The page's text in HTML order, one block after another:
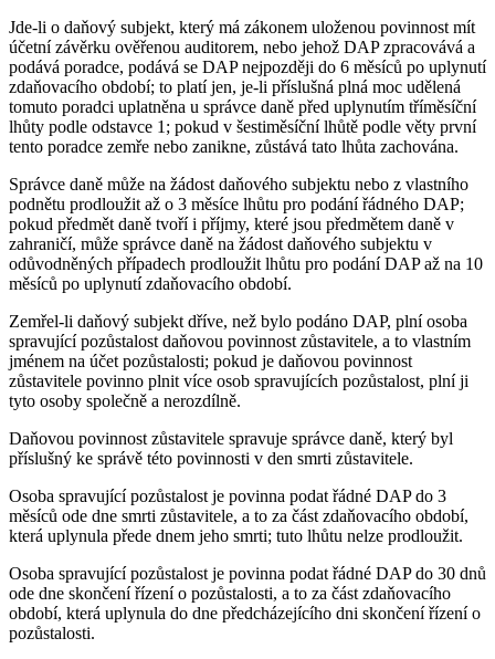
Jde-li o daňový subjekt, který má zákonem uloženou povinnost mít
účetní závěrku ověřenou auditorem, nebo jehož DAP zpracovává a
podává poradce, podává se DAP nejpozději do 6 měsíců po uplynutí
zdaňovacího období; to platí jen, je-li příslušná plná moc udělená
tomuto poradci uplatněna u správce daně před uplynutím tříměsíční
lhůty podle odstavce 1; pokud v šestiměsíční lhůtě podle věty první
tento poradce zemře nebo zanikne, zůstává tato lhůta zachována.
Správce daně může na žádost daňového subjektu nebo z vlastního
podnětu prodloužit až o 3 měsíce lhůtu pro podání řádného DAP;
pokud předmět daně tvoří i příjmy, které jsou předmětem daně v
zahraničí, může správce daně na žádost daňového subjektu v
odůvodněných případech prodloužit lhůtu pro podání DAP až na 10
měsíců po uplynutí zdaňovacího období.
Zemřel-li daňový subjekt dříve, než bylo podáno DAP, plní osoba
spravující pozůstalost daňovou povinnost zůstavitele, a to vlastním
jménem na účet pozůstalosti; pokud je daňovou povinnost
zůstavitele povinno plnit více osob spravujících pozůstalost, plní ji
tyto osoby společně a nerozdílně.
Daňovou povinnost zůstavitele spravuje správce daně, který byl
příslušný ke správě této povinnosti v den smrti zůstavitele.
Osoba spravující pozůstalost je povinna podat řádné DAP do 3
měsíců ode dne smrti zůstavitele, a to za část zdaňovacího období,
která uplynula přede dnem jeho smrti; tuto lhůtu nelze prodloužit.
Osoba spravující pozůstalost je povinna podat řádné DAP do 30 dnů
ode dne skončení řízení o pozůstalosti, a to za část zdaňovacího
období, která uplynula do dne předcházejícího dni skončení řízení o
pozůstalosti.